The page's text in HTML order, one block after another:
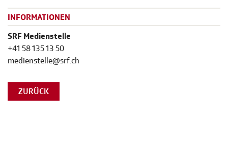
INFORMATIONEN
SRF Medienstelle
+41 58 135 13 50
medienstelle@srf.ch
ZURÜCK